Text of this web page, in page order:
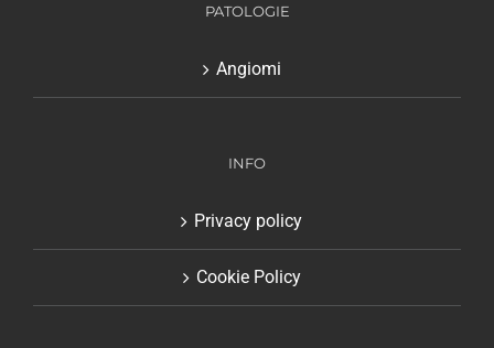
PATOLOGIE
Angiomi
INFO
Privacy policy
Cookie Policy